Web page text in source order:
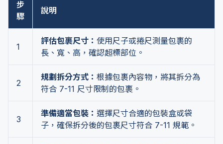
步
驟
說明
1
評估包裹尺寸： 使用尺子或捲尺測量包裹的
長、寬、高，確認超標部位。
2
規劃拆分方式： 根據包裹內容物，將其拆分為
符合 7-11 尺寸限制的包裹。
3
準備適當包裝： 選擇尺寸合適的包裝盒或袋
子，確保拆分後的包裹尺寸符合 7-11 規範。